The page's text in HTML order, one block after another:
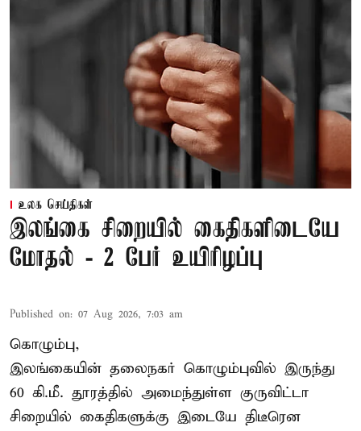
உலக செய்திகள்
இலங்கை சிறையில் கைதிகளிடையே
மோதல் - 2 பேர் உயிரிழப்பு
Published on: 07 Aug 2026, 7:03 am
கொழும்பு,
இலங்கையின் தலைநகர் கொழும்புவில் இருந்து
60 கி.மீ. தூரத்தில் அமைந்துள்ள குருவிட்டா
சிறையில் கைதிகளுக்கு இடையே திடீரென